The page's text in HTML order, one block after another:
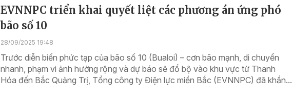
EVNNPC triển khai quyết liệt các phương án ứng phó
bão số 10
28/09/2025 19:48
Trước diễn biến phức tạp của bão số 10 (Bualoi) – cơn bão mạnh, di chuyển
nhanh, phạm vi ảnh hưởng rộng và dự báo sẽ đổ bộ vào khu vực từ Thanh
Hóa đến Bắc Quảng Trị, Tổng công ty Điện lực miền Bắc (EVNNPC) đã khẩn...